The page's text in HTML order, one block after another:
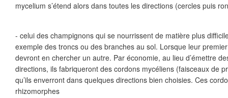
mycelium s’étend alors dans toutes les directions (cercles puis
- celui des champignons qui se nourrissent de matière plus
exemple des troncs ou des branches au sol. Lorsque leur
devront en chercher un autre. Par économie, au lieu d’émettre
directions, ils fabriqueront des cordons mycéliens (faisceaux de
qu’ils enverront dans quelques directions bien choisies. Ces
rhizomorphes